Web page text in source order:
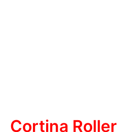
Cortina